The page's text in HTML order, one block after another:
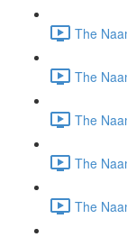
The
The
The
The
The